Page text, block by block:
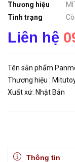
Thương hiệu
Tình trạng
Liên hệ
Tên sản phẩm
Thương hiệu :
Xuất xứ: Nhật Bản
Thông tin